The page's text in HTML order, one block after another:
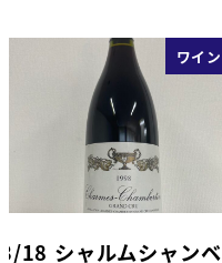
ワイン
3/18 シャルムシャンベ